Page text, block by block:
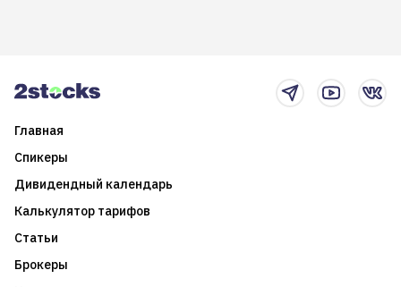
Главная
Спикеры
Дивидендный календарь
Калькулятор тарифов
Статьи
Брокеры